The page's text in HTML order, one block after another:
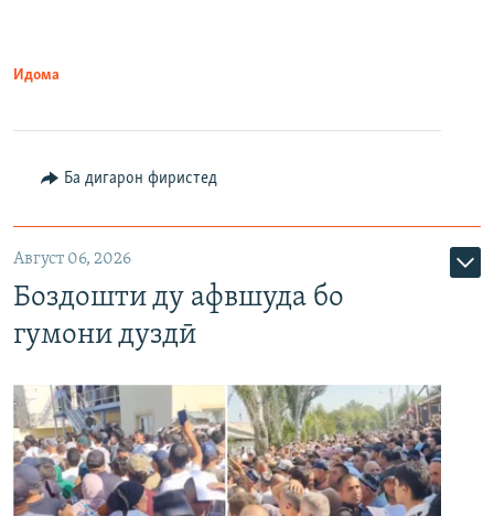
Идома
Ба дигарон фиристед
Август 06, 2026
Боздошти ду афвшуда бо
гумони дуздӣ